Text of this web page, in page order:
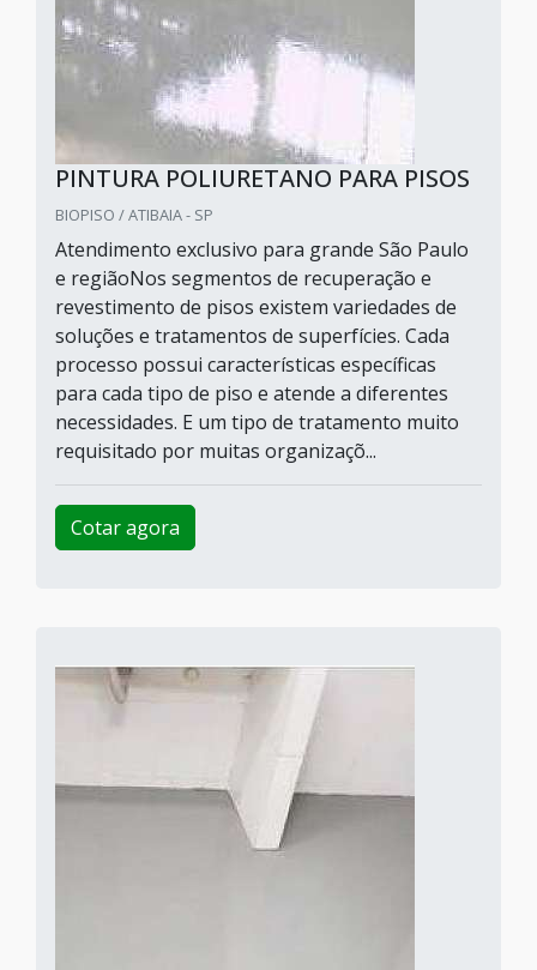
PINTURA POLIURETANO PARA PISOS
BIOPISO / ATIBAIA - SP
Atendimento exclusivo para grande São Paulo
e regiãoNos segmentos de recuperação e
revestimento de pisos existem variedades de
soluções e tratamentos de superfícies. Cada
processo possui características específicas
para cada tipo de piso e atende a diferentes
necessidades. E um tipo de tratamento muito
requisitado por muitas organizaçõ...
Cotar agora